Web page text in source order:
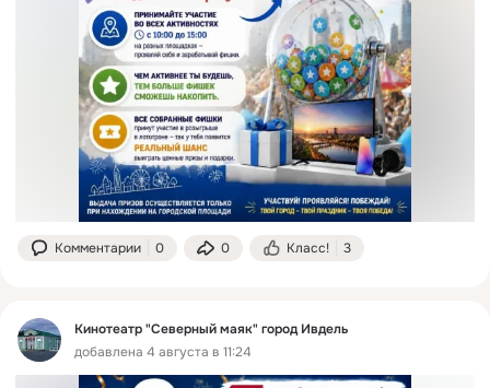
Комментарии 0 0 Класс! 3
Кинотеатр "Северный маяк" город Ивдель
добавлена 4 августа в 11:24